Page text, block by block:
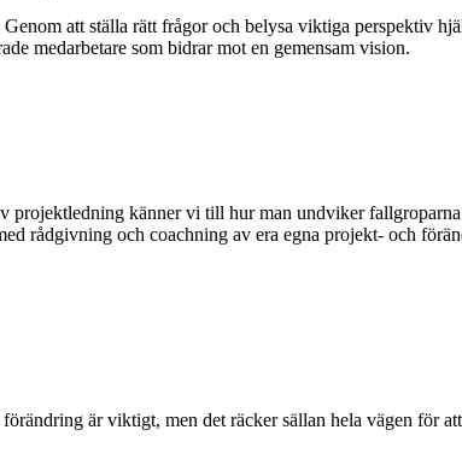
att ställa rätt frågor och belysa viktiga perspektiv
medarbetare som bidrar mot en gemensam vision.
projektledning känner vi till hur man undviker
rådgivning och coachning av era egna projekt- och
är viktigt, men det räcker sällan hela vägen för